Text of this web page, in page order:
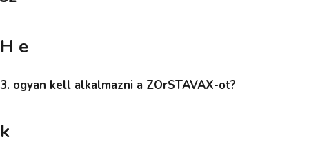
H e
3. ogyan kell alkalmazni a ZOrSTAVAX-ot?
k